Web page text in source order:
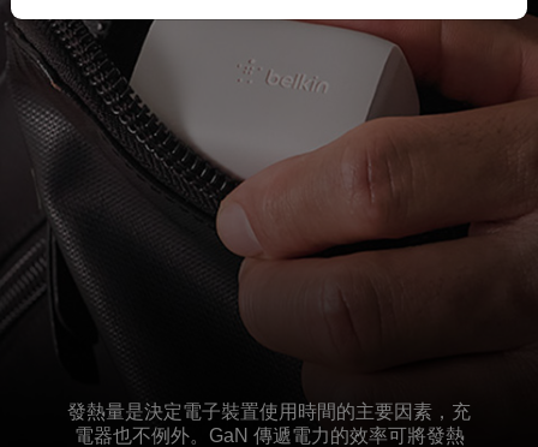
發熱量是決定電子裝置使用時間的主要因素，充
電器也不例外。GaN 傳遞電力的效率可將發熱